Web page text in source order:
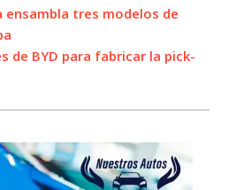
ensambla tres modelos de
de BYD para fabricar la pick-